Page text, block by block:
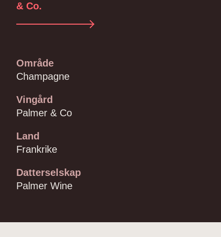
& Co.
Område
Champagne
Vingård
Palmer & Co
Land
Frankrike
Datterselskap
Palmer Wine